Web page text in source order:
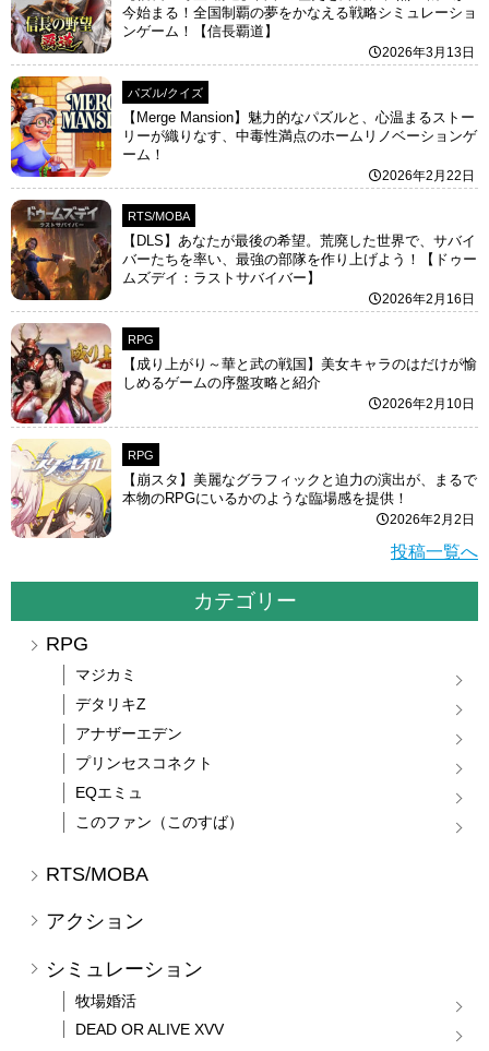
今始まる！全国制覇の夢をかなえる戦略シミュレーショ
ンゲーム！【信長覇道】
2026年3月13日
パズル/クイズ
【Merge Mansion】魅力的なパズルと、心温まるストー
リーが織りなす、中毒性満点のホームリノベーションゲ
ーム！
2026年2月22日
RTS/MOBA
【DLS】あなたが最後の希望。荒廃した世界で、サバイ
バーたちを率い、最強の部隊を作り上げよう！【ドゥー
ムズデイ：ラストサバイバー】
2026年2月16日
RPG
【成り上がり～華と武の戦国】美女キャラのはだけが愉
しめるゲームの序盤攻略と紹介
2026年2月10日
RPG
【崩スタ】美麗なグラフィックと迫力の演出が、まるで
本物のRPGにいるかのような臨場感を提供！
2026年2月2日
投稿一覧へ
カテゴリー
RPG
マジカミ
デタリキZ
アナザーエデン
プリンセスコネクト
EQエミュ
このファン（このすば）
RTS/MOBA
アクション
シミュレーション
牧場婚活
DEAD OR ALIVE XVV